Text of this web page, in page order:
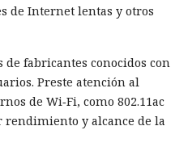
de Internet lentas y otros
fabricantes conocidos con
Preste atención al
de Wi‑Fi, como 802.11ac
rendimiento y alcance de la